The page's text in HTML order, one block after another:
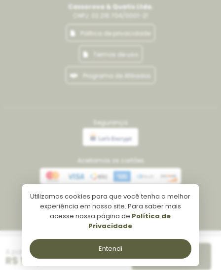
A partir de
R$ 160,00 Reservar
Cassorova & Quatis Ltda.
Politica de privacidade
Termos de uso
Programa de Afiliados
Segurança
Aceitamos os cartões
Meios de pagamento
Tecnologia
Utilizamos cookies para que você tenha a melhor
experiência em nosso site. Para saber mais
acesse nossa página de Política de
Privacidade
Entendi